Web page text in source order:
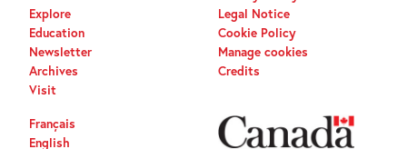
Explore
Education
Newsletter
Archives
Visit
Legal Notice
Cookie Policy
Manage cookies
Credits
Français
English